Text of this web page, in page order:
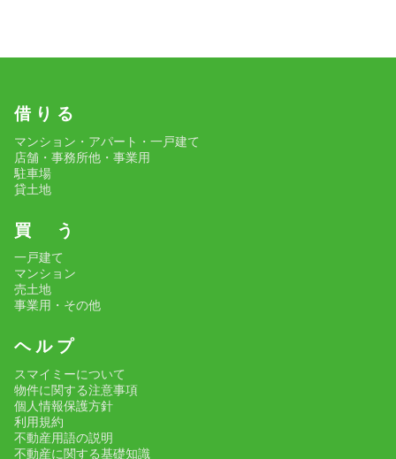
借 り る
マンション・アパート・一戸建て
店舗・事務所他・事業用
駐車場
貸土地
買 う
一戸建て
マンション
売土地
事業用・その他
ヘ ル プ
スマイミーについて
物件に関する注意事項
個人情報保護方針
利用規約
不動産用語の説明
不動産に関する基礎知識